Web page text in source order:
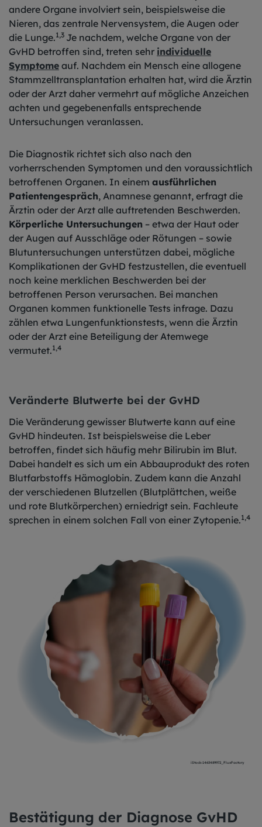
andere Organe involviert sein, beispielsweise die
Nieren, das zentrale Nervensystem, die Augen oder
die Lunge.1,3 Je nachdem, welche Organe von der
GvHD betroffen sind, treten sehr individuelle
Symptome auf. Nachdem ein Mensch eine allogene
Stammzelltransplantation erhalten hat, wird die Ärztin
oder der Arzt daher vermehrt auf mögliche Anzeichen
achten und gegebenenfalls entsprechende
Untersuchungen veranlassen.
Die Diagnostik richtet sich also nach den
vorherrschenden Symptomen und den voraussichtlich
betroffenen Organen. In einem ausführlichen
Patientengespräch, Anamnese genannt, erfragt die
Ärztin oder der Arzt alle auftretenden Beschwerden.
Körperliche Untersuchungen – etwa der Haut oder
der Augen auf Ausschläge oder Rötungen – sowie
Blutuntersuchungen unterstützen dabei, mögliche
Komplikationen der GvHD festzustellen, die eventuell
noch keine merklichen Beschwerden bei der
betroffenen Person verursachen. Bei manchen
Organen kommen funktionelle Tests infrage. Dazu
zählen etwa Lungenfunktionstests, wenn die Ärztin
oder der Arzt eine Beteiligung der Atemwege
vermutet.1,4
Veränderte Blutwerte bei der GvHD
Die Veränderung gewisser Blutwerte kann auf eine
GvHD hindeuten. Ist beispielsweise die Leber
betroffen, findet sich häufig mehr Bilirubin im Blut.
Dabei handelt es sich um ein Abbauprodukt des roten
Blutfarbstoffs Hämoglobin. Zudem kann die Anzahl
der verschiedenen Blutzellen (Blutplättchen, weiße
und rote Blutkörperchen) erniedrigt sein. Fachleute
sprechen in einem solchen Fall von einer Zytopenie.1,4
iStock-1463489972_FluxFactory
Bestätigung der Diagnose GvHD